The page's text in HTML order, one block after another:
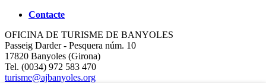
Contacte
OFICINA DE TURISME DE BANYOLES
Passeig Darder - Pesquera núm. 10
17820 Banyoles (Girona)
Tel. (0034) 972 583 470
turisme@ajbanyoles.org